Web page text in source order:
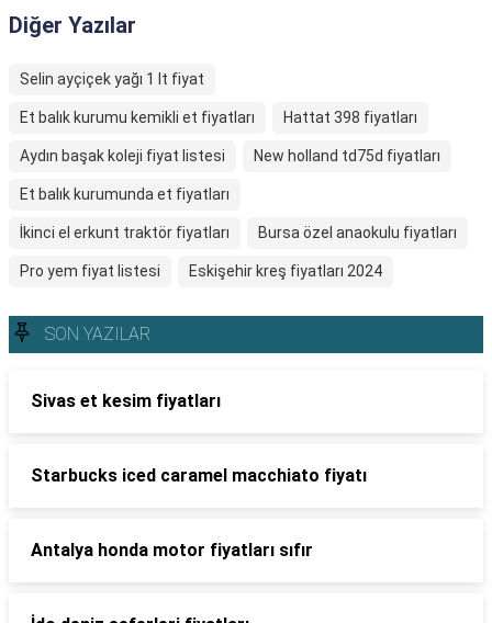
Diğer Yazılar
Selin ayçiçek yağı 1 lt fiyat
Et balık kurumu kemikli et fiyatları Hattat 398 fiyatları
Aydın başak koleji fiyat listesi New holland td75d fiyatları
Et balık kurumunda et fiyatları
İkinci el erkunt traktör fiyatları Bursa özel anaokulu fiyatları
Pro yem fiyat listesi Eskişehir kreş fiyatları 2024
SON YAZILAR
Sivas et kesim fiyatları
Starbucks iced caramel macchiato fiyatı
Antalya honda motor fiyatları sıfır